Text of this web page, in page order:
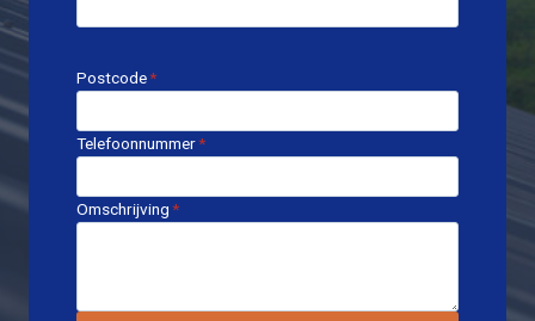
Postcode*
Telefoonnummer*
Omschrijving*